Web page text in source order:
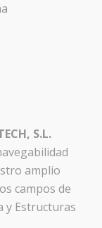
S.L.
amplio
campos de
y Estructuras